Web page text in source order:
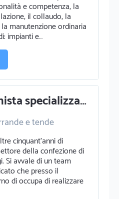
e competenza, la
il collaudo, la
manutenzione ordinaria
impianti e…
Professionista specializzato in zanzariere serrande e tende a cagliari
e tende
cinquant'anni di
della confezione di
Si avvale di un team
che presso il
di occupa di realizzare